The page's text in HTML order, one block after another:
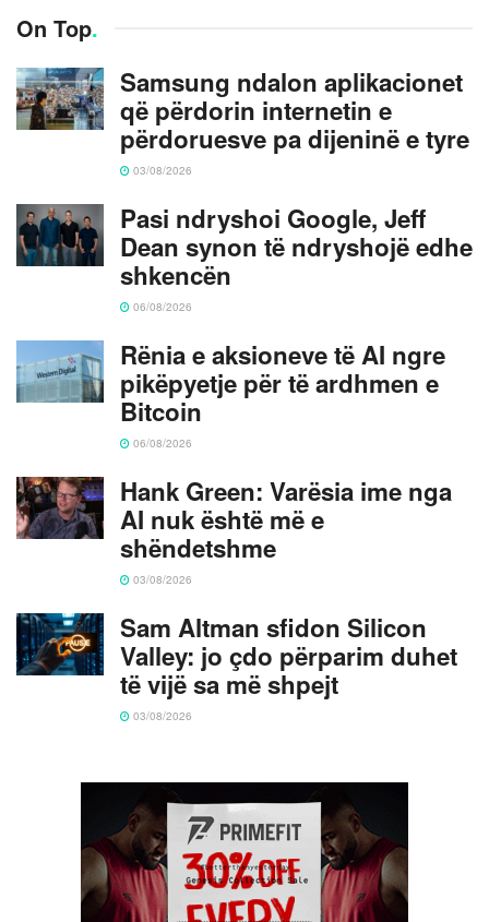
On Top.
Samsung ndalon aplikacionet
që përdorin internetin e
përdoruesve pa dijeninë e tyre
03/08/2026
Pasi ndryshoi Google, Jeff
Dean synon të ndryshojë edhe
shkencën
06/08/2026
Rënia e aksioneve të AI ngre
pikëpyetje për të ardhmen e
Bitcoin
06/08/2026
Hank Green: Varësia ime nga
AI nuk është më e
shëndetshme
03/08/2026
Sam Altman sfidon Silicon
Valley: jo çdo përparim duhet
të vijë sa më shpejt
03/08/2026